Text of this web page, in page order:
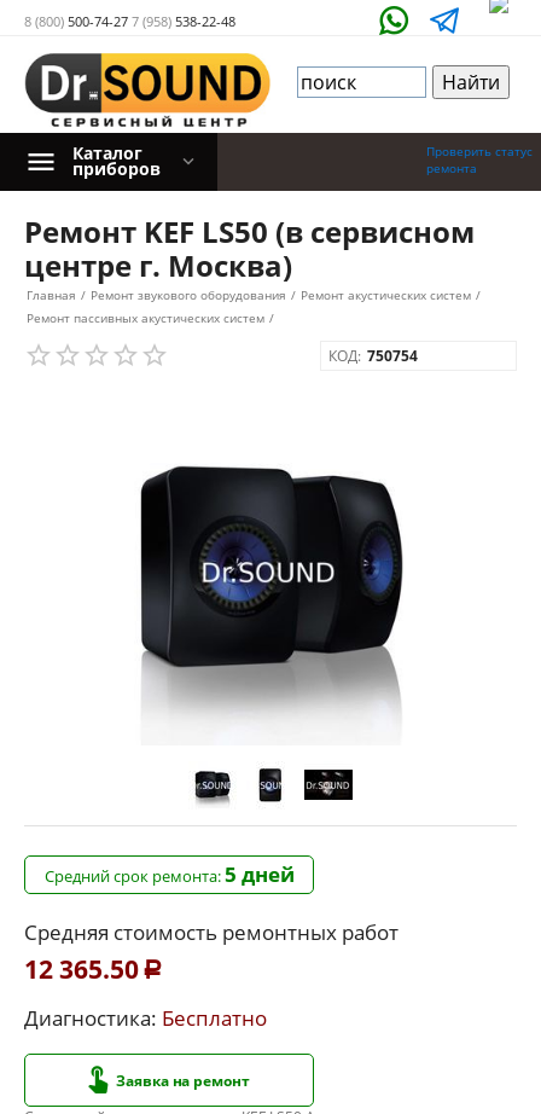
8 (800) 500-74-27 7 (958) 538-22-48
Проверить статус
ремонта
Каталог
приборов
Ремонт KEF LS50 (в сервисном
центре г. Москва)
Главная / Ремонт звукового оборудования / Ремонт акустических систем /
Ремонт пассивных акустических систем /
КОД: 750754
Средний срок ремонта:5 дней
Средняя стоимость ремонтных работ
12 365.50 Р
Диагностика: Бесплатно
Заявка на ремонт